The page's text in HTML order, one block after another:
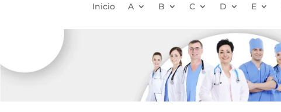
Inicio A B C D E